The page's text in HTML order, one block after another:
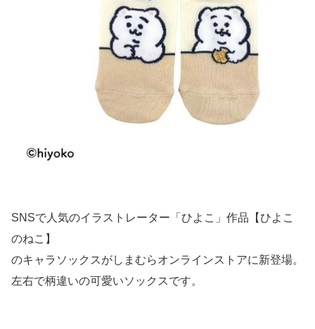
SNSで人気のイラストレーター「ひよこ」作品【ひよこ
のねこ】
のキャラソックスがしまむらオンラインストアに新登場。
左右で柄違いの可愛いソックスです。